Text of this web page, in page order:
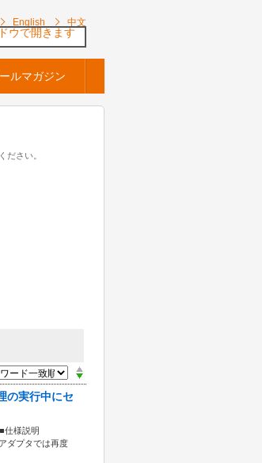
English 中文
ルマガジン
ださい。
の実行中にセ
仕様説明
ダプタでは再度